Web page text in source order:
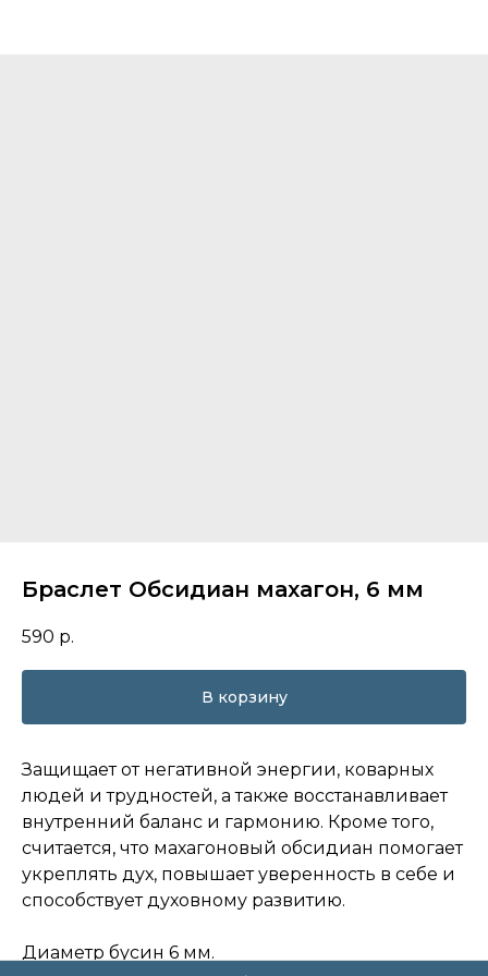
Браслет Обсидиан махагон, 6 мм
590 р.
В корзину
Защищает от негативной энергии, коварных
людей и трудностей, а также восстанавливает
внутренний баланс и гармонию. Кроме того,
считается, что махагоновый обсидиан помогает
укреплять дух, повышает уверенность в себе и
способствует духовному развитию.
Диаметр бусин 6 мм.